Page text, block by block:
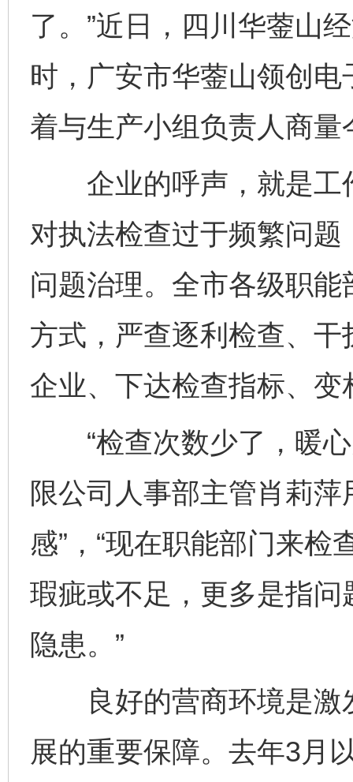
了。”近日，四川华蓥山
时，广安市华蓥山领创
着与生产小组负责人商
企业的呼声，就是工
对执法检查过于频繁问
问题治理。全市各级职
方式，严查逐利检查、
企业、下达检查指标、
“检查次数少了，暖心
限公司人事部主管肖莉萍
感”，“现在职能部门来
瑕疵或不足，更多是指
隐患。”
良好的营商环境是激
展的重要保障。去年3月